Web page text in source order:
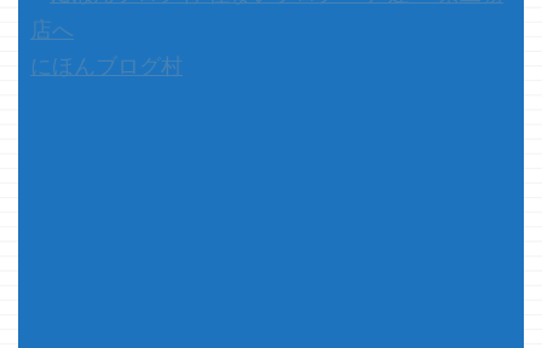
18Vコン
ト＆ドライ
by Rinker
にほんブログ村